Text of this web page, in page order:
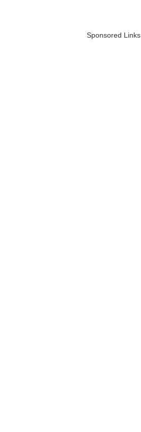
Sponsored Links